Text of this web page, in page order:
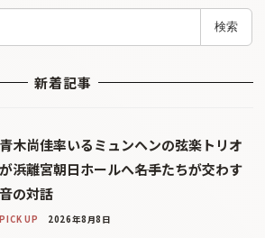
検索
新着記事
青木尚佳率いるミュンヘンの弦楽トリオ
が浜離宮朝日ホールへ――名手たちが交わす
音の対話
PICK UP 2026年8月8日